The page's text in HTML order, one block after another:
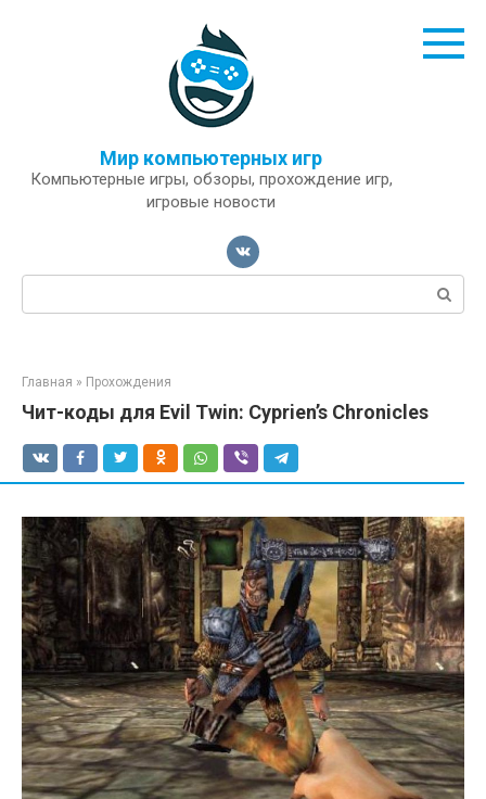
Мир компьютерных игр
Компьютерные игры, обзоры, прохождение игр,
игровые новости
Поиск:
Главная » Прохождения
Чит-коды для Evil Twin: Cyprien’s Chronicles